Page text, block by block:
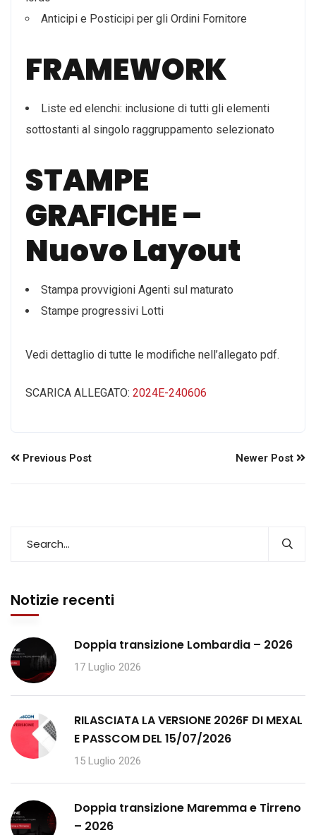
Anticipi e Posticipi per gli Ordini Fornitore
FRAMEWORK
Liste ed elenchi: inclusione di tutti gli elementi
sottostanti al singolo raggruppamento selezionato
STAMPE
GRAFICHE –
Nuovo Layout
Stampa provvigioni Agenti sul maturato
Stampe progressivi Lotti
Vedi dettaglio di tutte le modifiche nell’allegato pdf.
SCARICA ALLEGATO: 2024E-240606
Previous Post Newer Post
Notizie recenti
Doppia transizione Lombardia – 2026
17 Luglio 2026
RILASCIATA LA VERSIONE 2026F DI MEXAL
E PASSCOM DEL 15/07/2026
15 Luglio 2026
Doppia transizione Maremma e Tirreno
– 2026